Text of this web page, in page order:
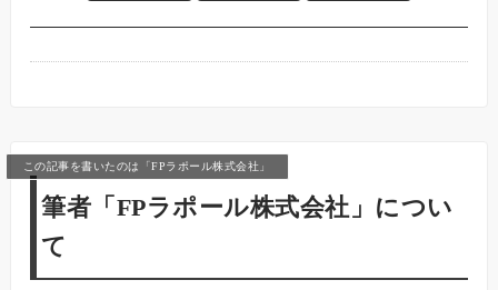
この記事を書いたのは「FPラポール株式会社」
筆者「FPラポール株式会社」につい
て